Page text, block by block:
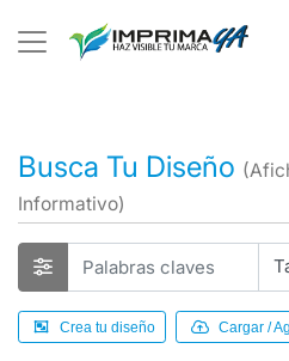
Busca Tu Diseño
Informativo)
Crea tu diseño Cargar /